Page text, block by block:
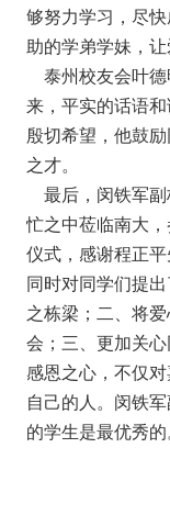
够努力学习，尽
助的学弟学妹，让
泰州校友会叶德
来，平实的话语
殷切希望，他鼓
之才。
最后，闵铁军副
忙之中莅临南大
仪式，感谢程正
同时对同学们提
之栋梁；二、将
会；三、更加关
感恩之心，不仅
自己的人。闵铁
的学生是最优秀的